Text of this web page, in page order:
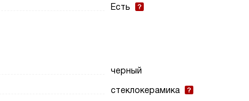
Есть
черный
стеклокерамика